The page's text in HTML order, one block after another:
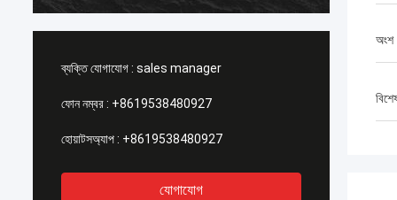
ব্যক্তি যোগাযোগ : sales manager
ফোন নম্বর : +8619538480927
হোয়াটসঅ্যাপ : +8619538480927
যোগাযোগ
অংশ